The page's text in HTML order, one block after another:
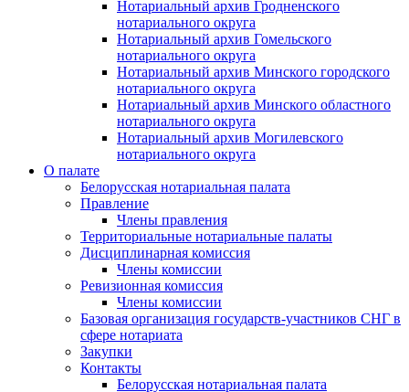
Нотариальный архив Гродненского
нотариального округа
Нотариальный архив Гомельского
нотариального округа
Нотариальный архив Минского городского
нотариального округа
Нотариальный архив Минского областного
нотариального округа
Нотариальный архив Могилевского
нотариального округа
О палате
Белорусская нотариальная палата
Правление
Члены правления
Территориальные нотариальные палаты
Дисциплинарная комиссия
Члены комиссии
Ревизионная комиссия
Члены комиссии
Базовая организация государств-участников СНГ в
сфере нотариата
Закупки
Контакты
Белорусская нотариальная палата